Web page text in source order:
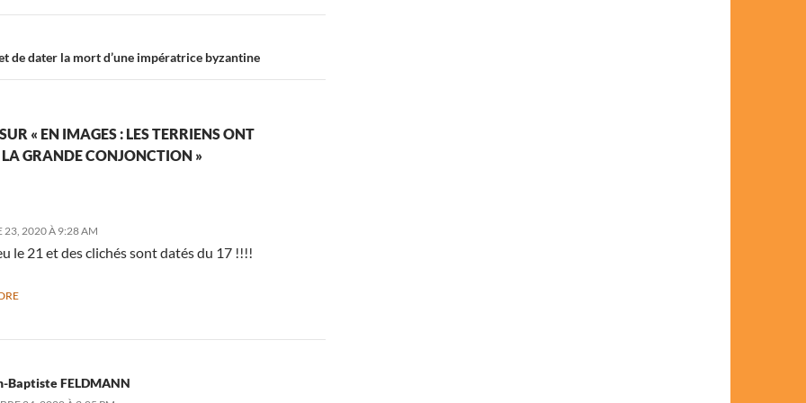
de dater la mort d’une impératrice byzantine
« EN IMAGES : LES TERRIENS ONT
GRANDE CONJONCTION »
23, 2020 À 9:28 AM
le 21 et des clichés sont datés du 17 !!!!
Baptiste FELDMANN